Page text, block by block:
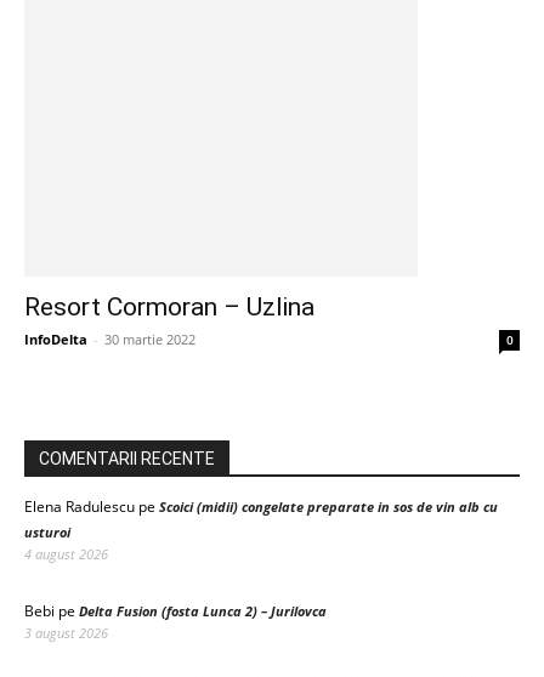
Resort Cormoran – Uzlina
InfoDelta - 30 martie 2022 0
COMENTARII RECENTE
Elena Radulescu pe Scoici (midii) congelate preparate in sos de vin alb cu
usturoi
4 august 2026
Bebi pe Delta Fusion (fosta Lunca 2) – Jurilovca
3 august 2026